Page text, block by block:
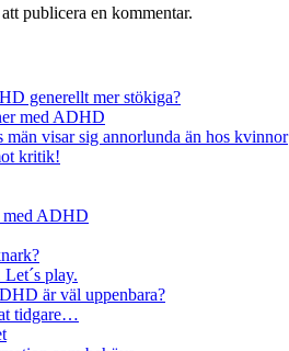
publicera en kommentar.
generellt mer stökiga?
med ADHD
visar sig annorlunda än hos kvinnor
kritik!
med ADHD
play.
är väl uppenbara?
tidgare…